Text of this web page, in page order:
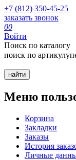
+7 (812) 350-45-25
заказать звонок
00
Войти
Поиск по каталогу
поиск по артикулу
Меню
Корзина
Закладки
Заказы
История
Личные